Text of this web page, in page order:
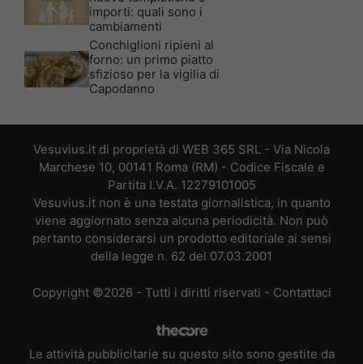
importi: quali sono i
cambiamenti
Conchiglioni ripieni al
forno: un primo piatto
sfizioso per la vigilia di
Capodanno
Vesuvius.it di proprietà di WEB 365 SRL - Via Nicola
Marchese 10, 00141 Roma (RM) - Codice Fiscale e
Partita I.V.A. 12279101005
Vesuvius.it non è una testata giornalistica, in quanto
viene aggiornato senza alcuna periodicità. Non può
pertanto considerarsi un prodotto editoriale ai sensi
della legge n. 62 del 07.03.2001
Copyright ©2026 - Tutti i diritti riservati - Contattaci
Le attività pubblicitarie su questo sito sono gestite da